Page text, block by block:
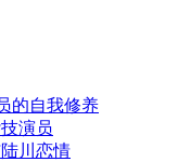
将达7级
的自我修养
演员
川恋情